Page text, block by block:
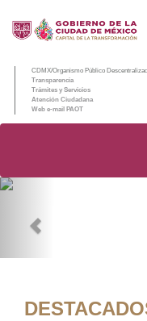
CDMX/Organismo Público
Transparencia
Trámites y Servicios
Atención Ciudadana
Web e-mail PAOT